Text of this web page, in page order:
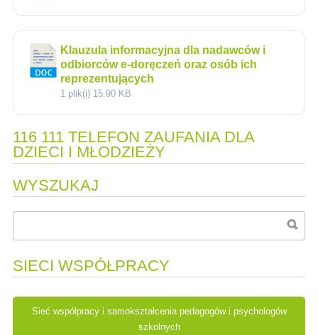
Klauzula informacyjna dla nadawców i
odbiorców e-doręczeń oraz osób ich
reprezentujących
1 plik(i) 15.90 KB
116 111 TELEFON ZAUFANIA DLA
DZIECI I MŁODZIEŻY
WYSZUKAJ
SIECI WSPÓŁPRACY
Sieć współpracy i samokształcenia pedagogów i psychologów
szkolnych